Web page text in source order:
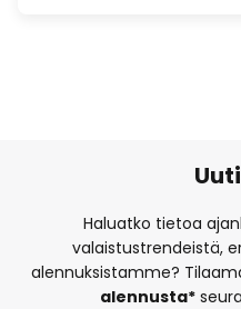
Haluatko tietoa
valaistustrendeistä,
alennuksistamme?
alennusta*